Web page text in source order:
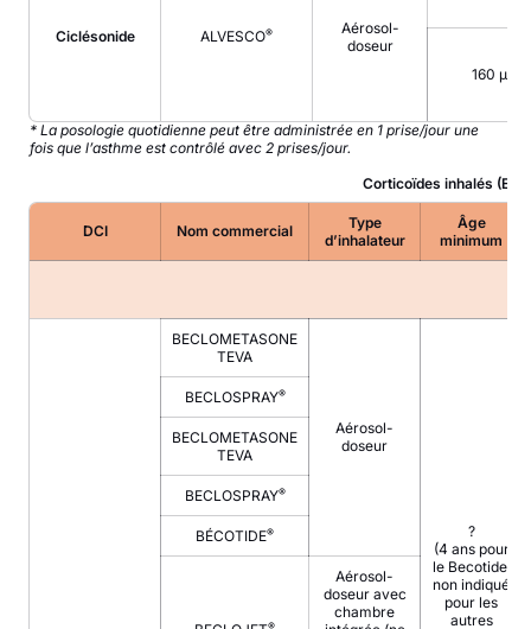
Ciclésonide ALVESCO®
Aérosol-
doseur
160 µg
* La posologie quotidienne peut être administrée en 1 prise/jour une
fois que l’asthme est contrôlé avec 2 prises/jour.
Corticoïdes inhalés
DCI Nom commercial
Type
d’inhalateur
Âge
minimum
BECLOMETASONE
TEVA
Aérosol-
doseur
?
(4 ans pour
le Becotide,
non indiqué
pour les
autres
BECLOSPRAY®
BECLOMETASONE
TEVA
BECLOSPRAY®
BÉCOTIDE®
®
Aérosol-
doseur avec
chambre